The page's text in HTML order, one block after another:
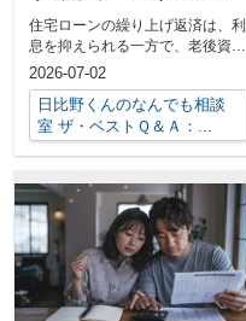
判断のコツを解説
住宅ローンの繰り上げ返済は、利
息を抑えられる一方で、老後資金
とのバランスが難しいと感じてい
ませんか。...
2026-07-02
日比野くんのなんでも相談
室 ザ・ベストＱ＆Ａ：...